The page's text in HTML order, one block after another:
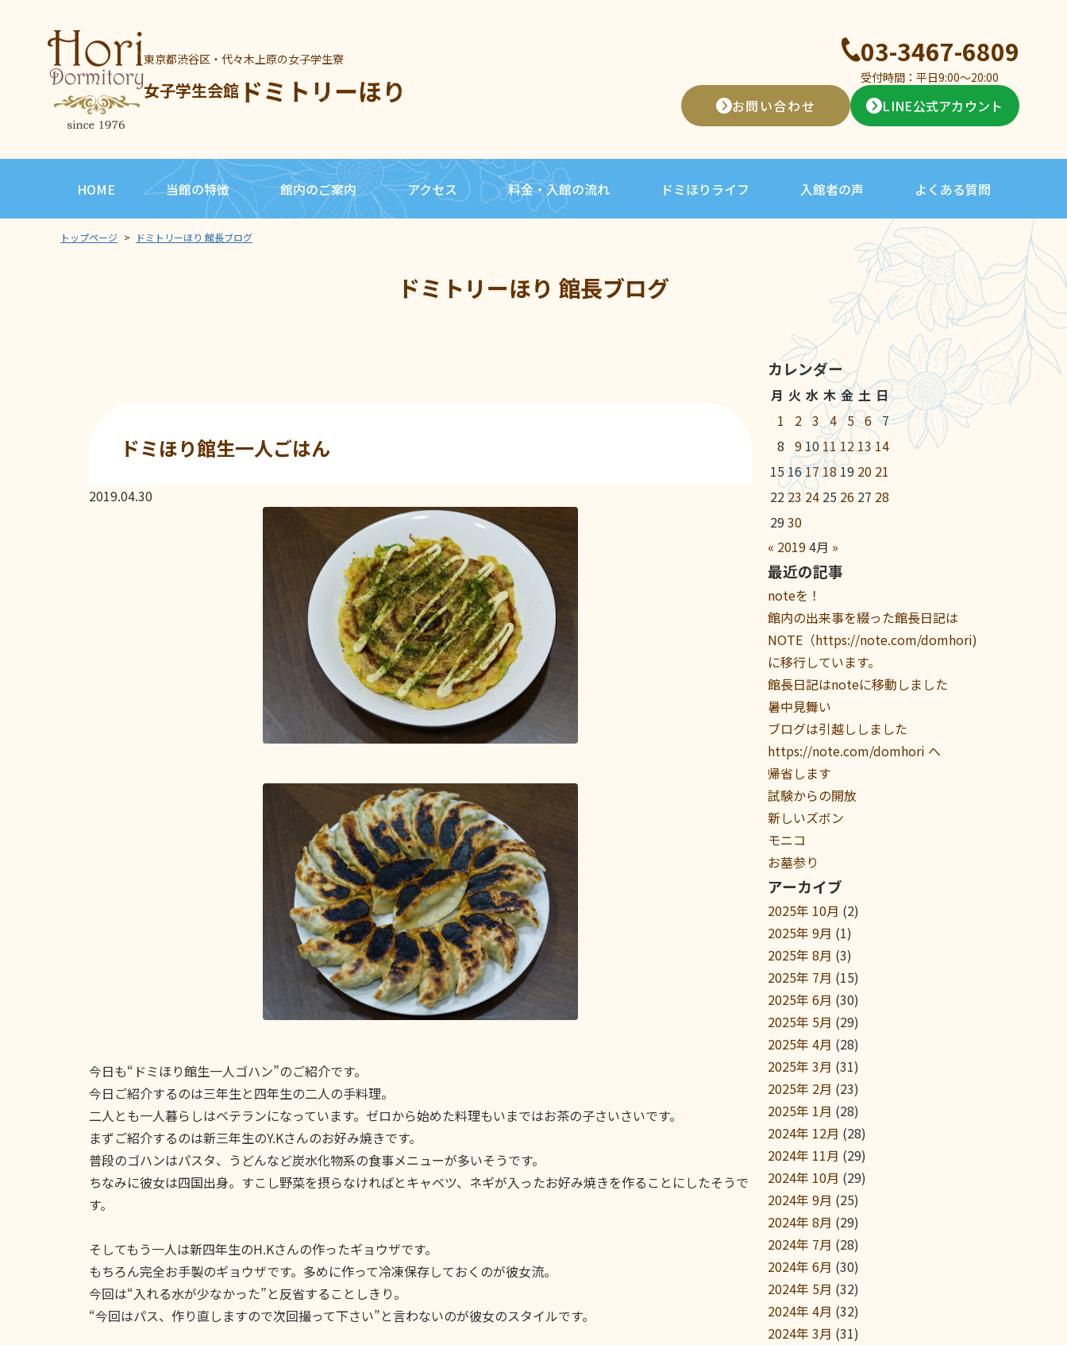
東京都渋谷区・代々木上原の女子学生寮
女子学生会館 ドミトリーほり
03-3467-6809
受付時間：平日9:00〜20:00
お問い合わせ LINE公式アカウント
HOME 当館の特徴 館内のご案内 アクセス 料金・入館の流れ ドミほりライフ 入館者の声 よくある質問
トップページ > ドミトリーほり 館長ブログ
ドミトリーほり 館長ブログ
ドミほり館生一人ごはん
2019.04.30
今日も“ドミほり館生一人ゴハン”のご紹介です。
今日ご紹介するのは三年生と四年生の二人の手料理。
二人とも一人暮らしはベテランになっています。ゼロから始めた料理もいまではお茶の子さいさいです。
まずご紹介するのは新三年生のY.Kさんのお好み焼きです。
普段のゴハンはパスタ、うどんなど炭水化物系の食事メニューが多いそうです。
ちなみに彼女は四国出身。すこし野菜を摂らなければとキャベツ、ネギが入ったお好み焼きを作ることにしたそうで
す。
そしてもう一人は新四年生のH.Kさんの作ったギョウザです。
もちろん完全お手製のギョウザです。多めに作って冷凍保存しておくのが彼女流。
今回は“入れる水が少なかった”と反省することしきり。
“今回はパス、作り直しますので次回撮って下さい”と言わないのが彼女のスタイルです。
カレンダー
月 火 水 木 金 土 日
1
2 3 4 5 6 7
8 9101112 1314
1516171819 20 21
2223 24 25 26 27 28
2930
« 20194月 »
最近の記事
noteを！
館内の出来事を綴った館長日記は
NOTE（https://note.com/domhori)
に移行しています。
館長日記はnoteに移動しました
暑中見舞い
ブログは引越ししました
https://note.com/domhori へ
帰省します
試験からの開放
新しいズボン
モニコ
お墓参り
アーカイブ
2025年 10月 (2)
2025年 9月 (1)
2025年 8月 (3)
2025年 7月 (15)
2025年 6月 (30)
2025年 5月 (29)
2025年 4月 (28)
2025年 3月 (31)
2025年 2月 (23)
2025年 1月 (28)
2024年 12月 (28)
2024年 11月 (29)
2024年 10月 (29)
2024年 9月 (25)
2024年 8月 (29)
2024年 7月 (28)
2024年 6月 (30)
2024年 5月 (32)
2024年 4月 (32)
2024年 3月 (31)